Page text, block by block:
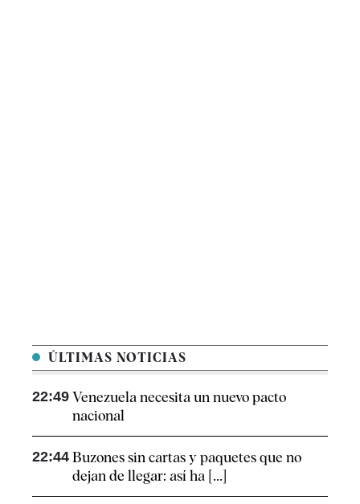
ÚLTIMAS NOTICIAS
22:49 Venezuela necesita un nuevo pacto
nacional
22:44 Buzones sin cartas y paquetes que no
dejan de llegar: así ha [...]